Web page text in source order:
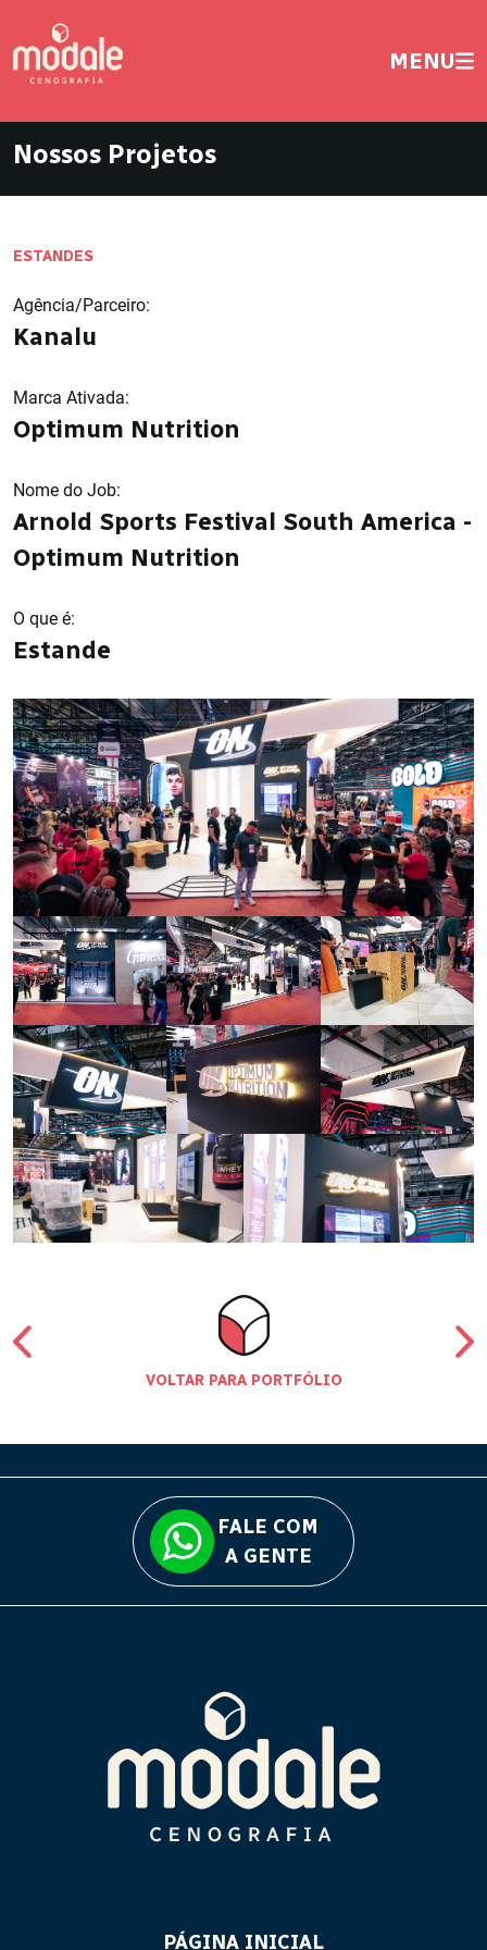
MENU
Nossos Projetos
ESTANDES
Agência/Parceiro:
Kanalu
Marca Ativada:
Optimum Nutrition
Nome do Job:
Arnold Sports Festival South America -
Optimum Nutrition
O que é:
Estande
VOLTAR PARA PORTFÓLIO
FALE COM
A GENTE
PÁGINA INICIAL